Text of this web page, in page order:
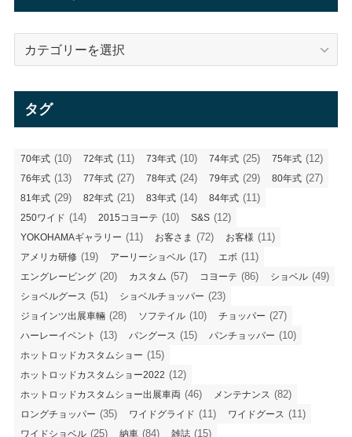
タグ
70年式 (10) 72年式 (11) 73年式 (10) 74年式 (25) 75年式 (12)
76年式 (13) 77年式 (27) 78年式 (24) 79年式 (29) 80年式 (27)
81年式 (29) 82年式 (21) 83年式 (14) 84年式 (11)
250ワイド (14) 2015コヨーテ (10) S&S (12)
YOKOHAMAギャラリー (11) お客さま (72) お客様 (11)
アメリカ研修 (19) アーリーショベル (17) エボ (11)
エングレービング (20) カスタム (57) コヨーテ (86) ショベル (49)
ショベルグース (51) ショベルチョッパー (23)
ジョインツ出展車輛 (28) ソフテイル (10) チョッパー (27)
ハーレーイベント (13) パングース (15) パンチョッパー (10)
ホットロッドカスタムショー (15)
ホットロッドカスタムショー2022 (12)
ホットロッドカスタムショー出展車両 (46) メンテナンス (82)
ロングチョッパー (35) ワイドグライド (11) ワイドグース (11)
ワイドショベル (25) 納車 (84) 雑誌 (15)